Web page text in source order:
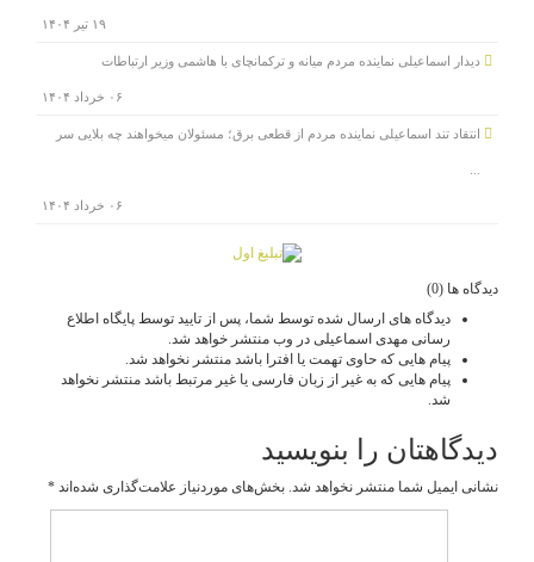
۱۹ تیر ۱۴۰۴
دیدار اسماعیلی نماینده مردم میانه و ترکمانچای با هاشمی وزیر ارتباطات
۰۶ خرداد ۱۴۰۴
انتقاد تند اسماعیلی نماینده مردم از قطعی برق؛ مسئولان میخواهند چه بلایی سر
۰۶ خرداد ۱۴۰۴
دیدگاه ها (0)
دیدگاه های ارسال شده توسط شما، پس از تایید توسط پایگاه اطلاع
رسانی مهدی اسماعیلی در وب منتشر خواهد شد.
پیام هایی که حاوی تهمت یا افترا باشد منتشر نخواهد شد.
پیام هایی که به غیر از زبان فارسی یا غیر مرتبط باشد منتشر نخواهد
شد.
دیدگاهتان را بنویسید
نشانی ایمیل شما منتشر نخواهد شد. بخش‌های موردنیاز علامت‌گذاری شده‌اند *